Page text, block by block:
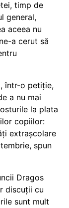
timp de
general,
aceea nu
a cerut să
într-o petiție,
a nu mai
la plata
copiilor:
extrașcolare
spun
Dragos
discuții cu
sunt mult